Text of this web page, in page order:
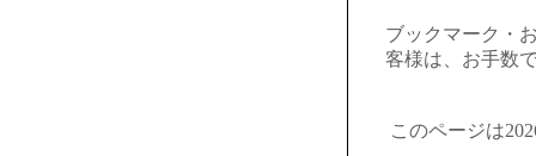
ブックマーク・
客様は、お手数
このページは